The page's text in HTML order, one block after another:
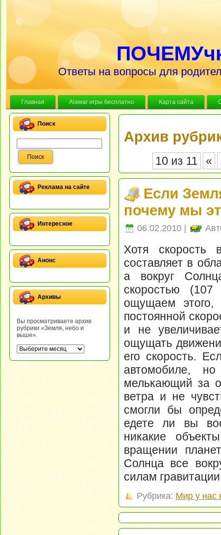
Ответы на вопросы для
Главная Alawar игры бесплатно Карта сайта
Поиск
Реклама на сайте
Интересное
Анонс
Архивы
Вы просматриваете архив
рубрики «Земля, небо и
выше».
Архив
10 из 11 «
Если
почему мы
06.02.2010 |
Хотя скорость
составляет в
а вокруг
скоростью
ощущаем этого,
постоянной
и не
ощущать
его скорость.
автомобиле,
мелькающий за
ветра и не
смогли бы
едете ли вы
никакие
вращении
Солнца все
силам
Рубрика: Мир у нас